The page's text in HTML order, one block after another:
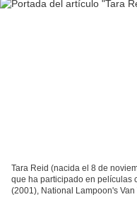
Tara Reid (nacida el 8 de
que ha participado en películas
(2001), National Lampoon's